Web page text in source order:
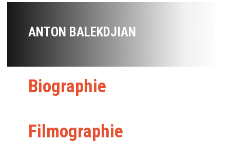
ANTON BALEKDJIAN
Biographie
Filmographie